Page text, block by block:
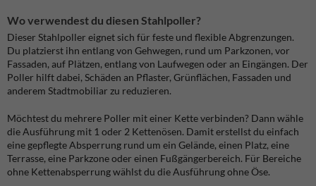
Wo verwendest du diesen Stahlpoller?
Dieser Stahlpoller eignet sich für feste und flexible Abgrenzungen.
Du platzierst ihn entlang von Gehwegen, rund um Parkzonen, vor
Fassaden, auf Plätzen, entlang von Laufwegen oder an Eingängen. Der
Poller hilft dabei, Schäden an Pflaster, Grünflächen, Fassaden und
anderem Stadtmobiliar zu reduzieren.
Möchtest du mehrere Poller mit einer Kette verbinden? Dann wähle
die Ausführung mit 1 oder 2 Kettenösen. Damit erstellst du einfach
eine gepflegte Absperrung rund um ein Gelände, einen Platz, eine
Terrasse, eine Parkzone oder einen Fußgängerbereich. Für Bereiche
ohne Kettenabsperrung wählst du die Ausführung ohne Öse.